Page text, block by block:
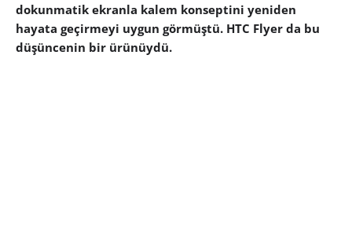
dokunmatik ekranla kalem konseptini yeniden
hayata geçirmeyi uygun görmüştü. HTC Flyer da bu
düşüncenin bir ürünüydü.